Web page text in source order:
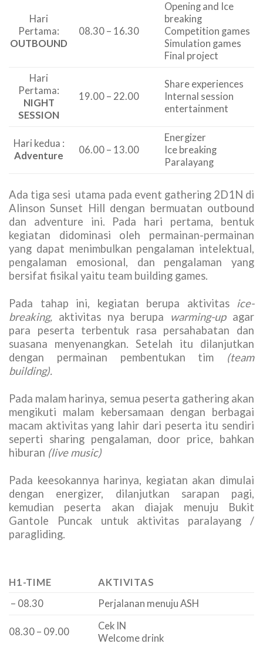
Hari
Pertama:
OUTBOUND
08.30 – 16.30
Opening and Ice
breaking
Competition games
Simulation games
Final project
Hari
Pertama:
NIGHT
SESSION
19.00 – 22.00
Share experiences
Internal session
entertainment
Hari kedua :
Adventure
06.00 – 13.00
Energizer
Ice breaking
Paralayang
Ada tiga sesi utama pada event gathering 2D1N di
Alinson Sunset Hill dengan bermuatan outbound
dan adventure ini. Pada hari pertama, bentuk
kegiatan didominasi oleh permainan-permainan
yang dapat menimbulkan pengalaman intelektual,
pengalaman emosional, dan pengalaman yang
bersifat fisikal yaitu team building games.
Pada tahap ini, kegiatan berupa aktivitas ice-
breaking, aktivitas nya berupa warming-upagar
para peserta terbentuk rasa persahabatan dan
suasana menyenangkan. Setelah itu dilanjutkan
dengan permainan pembentukan tim (team
building).
Pada malam harinya, semua peserta gathering akan
mengikuti malam kebersamaan dengan berbagai
macam aktivitas yang lahir dari peserta itu sendiri
seperti sharing pengalaman, door price, bahkan
hiburan (live music)
Pada keesokannya harinya, kegiatan akan dimulai
dengan energizer, dilanjutkan sarapan pagi,
kemudian peserta akan diajak menuju Bukit
Gantole Puncak untuk aktivitas paralayang /
paragliding.
H1-TIME
AKTIVITAS
– 08.30
Perjalanan menuju ASH
08.30 – 09.00
Cek IN
Welcome drink